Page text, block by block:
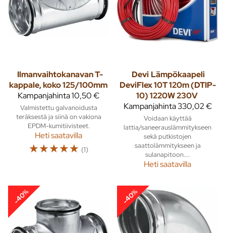
Ilmanvaihtokanavan T-
kappale, koko 125/100mm
Kampanjahinta10,50 €
Valmistettu galvanoidusta
teräksestä ja siinä on vakiona
EPDM-kumitiivisteet.
Heti saatavilla
☆☆☆☆☆ (1)
Devi Lämpökaapeli
DeviFlex 10T 120m (DTIP-
10) 1220W 230V
Kampanjahinta330,02 €
Voidaan käyttää
lattia/saneerauslämmitykseen
sekä putkistojen
saattolämmitykseen ja
sulanapitoon....
Heti saatavilla
-40% -40%